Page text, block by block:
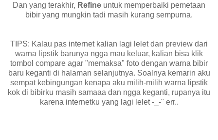
Dan yang terakhir, Refine untuk memperbaiki pemetaan
bibir yang mungkin tadi masih kurang sempurna.
TIPS: Kalau pas internet kalian lagi lelet dan preview dari
warna lipstik barunya ngga mau keluar, kalian bisa klik
tombol compare agar "memaksa" foto dengan warna bibir
baru keganti di halaman selanjutnya. Soalnya kemarin aku
sempat kebingungan kenapa aku milih-milih warna lipstik
kok di bibirku masih samaaa dan ngga keganti, rupanya itu
karena internetku yang lagi lelet -_-" err..